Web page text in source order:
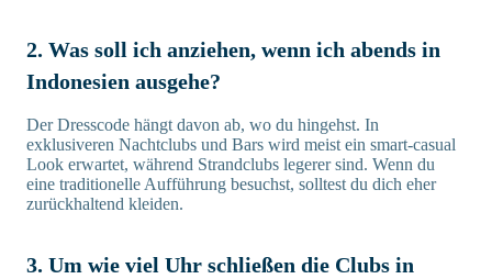
2. Was soll ich anziehen, wenn ich abends in
Indonesien ausgehe?
Der Dresscode hängt davon ab, wo du hingehst. In
exklusiveren Nachtclubs und Bars wird meist ein smart-casual
Look erwartet, während Strandclubs legerer sind. Wenn du
eine traditionelle Aufführung besuchst, solltest du dich eher
zurückhaltend kleiden.
3. Um wie viel Uhr schließen die Clubs in